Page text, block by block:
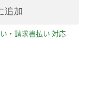
追加
・請求書払い 対応